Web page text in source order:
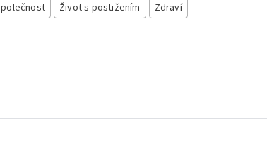
Život s postižením Zdraví